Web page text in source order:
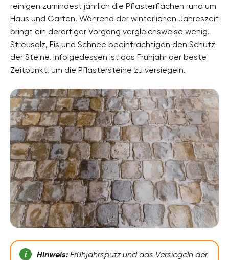
reinigen zumindest jährlich die Pflasterflächen rund um
Haus und Garten. Während der winterlichen Jahreszeit
bringt ein derartiger Vorgang vergleichsweise wenig.
Streusalz, Eis und Schnee beeinträchtigen den Schutz
der Steine. Infolgedessen ist das Frühjahr der beste
Zeitpunkt, um die Pflastersteine zu versiegeln.
Hinweis: Frühjahrsputz und das Versiegeln der